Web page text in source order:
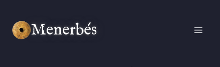
contenuMenerbés